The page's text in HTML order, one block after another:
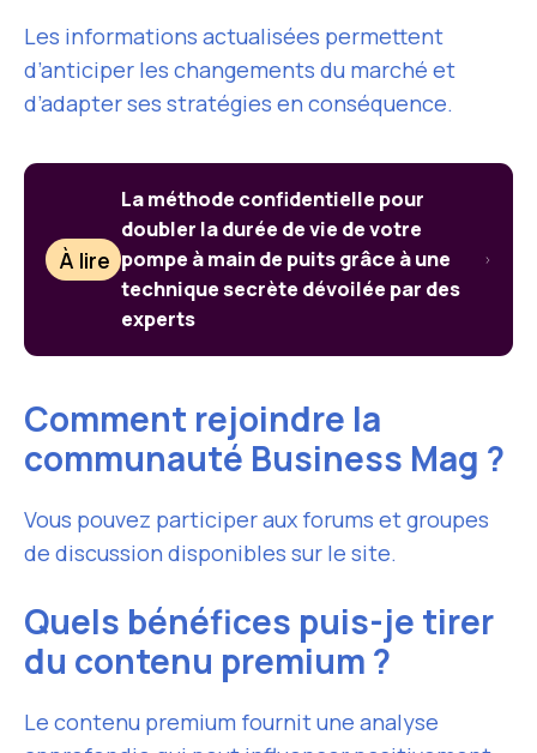
Les informations actualisées permettent
d’anticiper les changements du marché et
d’adapter ses stratégies en conséquence.
À lire
La méthode confidentielle pour
doubler la durée de vie de votre
pompe à main de puits grâce à une
technique secrète dévoilée par des
experts
Comment rejoindre la
communauté Business Mag ?
Vous pouvez participer aux forums et groupes
de discussion disponibles sur le site.
Quels bénéfices puis-je tirer
du contenu premium ?
Le contenu premium fournit une analyse